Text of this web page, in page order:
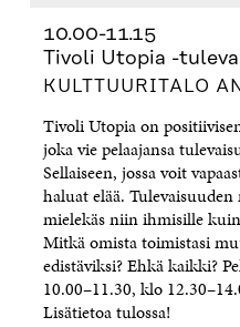
10.00-11.15
Tivoli Utopia -
KULTTUURITALO
Tivoli Utopia on
joka vie pelaajansa
Sellaiseen, jossa voit
haluat elää.
mielekäs niin ihmisille
Mitkä omista toimistasi
edistäviksi? Ehkä kaikki?
10.00–11.30, klo
Lisätietoa tulossa!